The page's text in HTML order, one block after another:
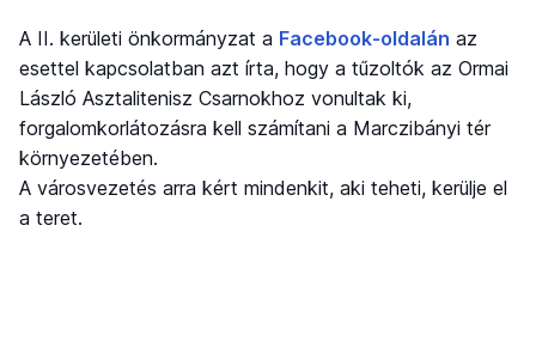
A II. kerületi önkormányzat a Facebook-oldalán az
esettel kapcsolatban azt írta, hogy a tűzoltók az Ormai
László Asztalitenisz Csarnokhoz vonultak ki,
forgalomkorlátozásra kell számítani a Marczibányi tér
környezetében.
A városvezetés arra kért mindenkit, aki teheti, kerülje el
a teret.